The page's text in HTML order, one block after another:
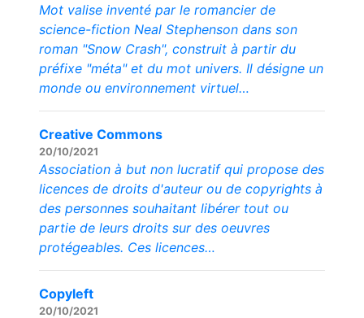
Mot valise inventé par le romancier de
science-fiction Neal Stephenson dans son
roman "Snow Crash", construit à partir du
préfixe "méta" et du mot univers. Il désigne un
monde ou environnement virtuel…
Creative Commons
20/10/2021
Association à but non lucratif qui propose des
licences de droits d'auteur ou de copyrights à
des personnes souhaitant libérer tout ou
partie de leurs droits sur des oeuvres
protégeables. Ces licences…
Copyleft
20/10/2021